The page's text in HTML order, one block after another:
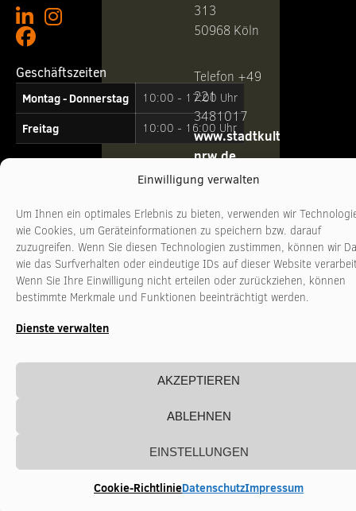
Einwilligung verwalten
Um Ihnen ein optimales Erlebnis zu bieten, verwenden wir
wie Cookies, um Geräteinformationen zu speichern bzw. darauf
zuzugreifen. Wenn Sie diesen Technologien zustimmen, können wir
wie das Surfverhalten oder eindeutige IDs auf dieser Website
Wenn Sie Ihre Einwilligung nicht erteilen oder zurückziehen, können
bestimmte Merkmale und Funktionen beeinträchtigt werden.
Dienste verwalten
AKZEPTIEREN
ABLEHNEN
EINSTELLUNGEN
Cookie-RichtlinieDatenschutzImpressum
Geschäftszeiten
Montag - Donnerstag
10:00 - 17:00 Uhr
Freitag 10:00 - 16:00 Uhr
313
50968 Köln
Telefon +49
221
3481017
www.stadtkultur-
nrw.de